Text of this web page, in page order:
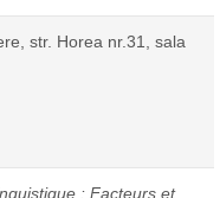
str. Horea nr.31, sala
: Facteurs et